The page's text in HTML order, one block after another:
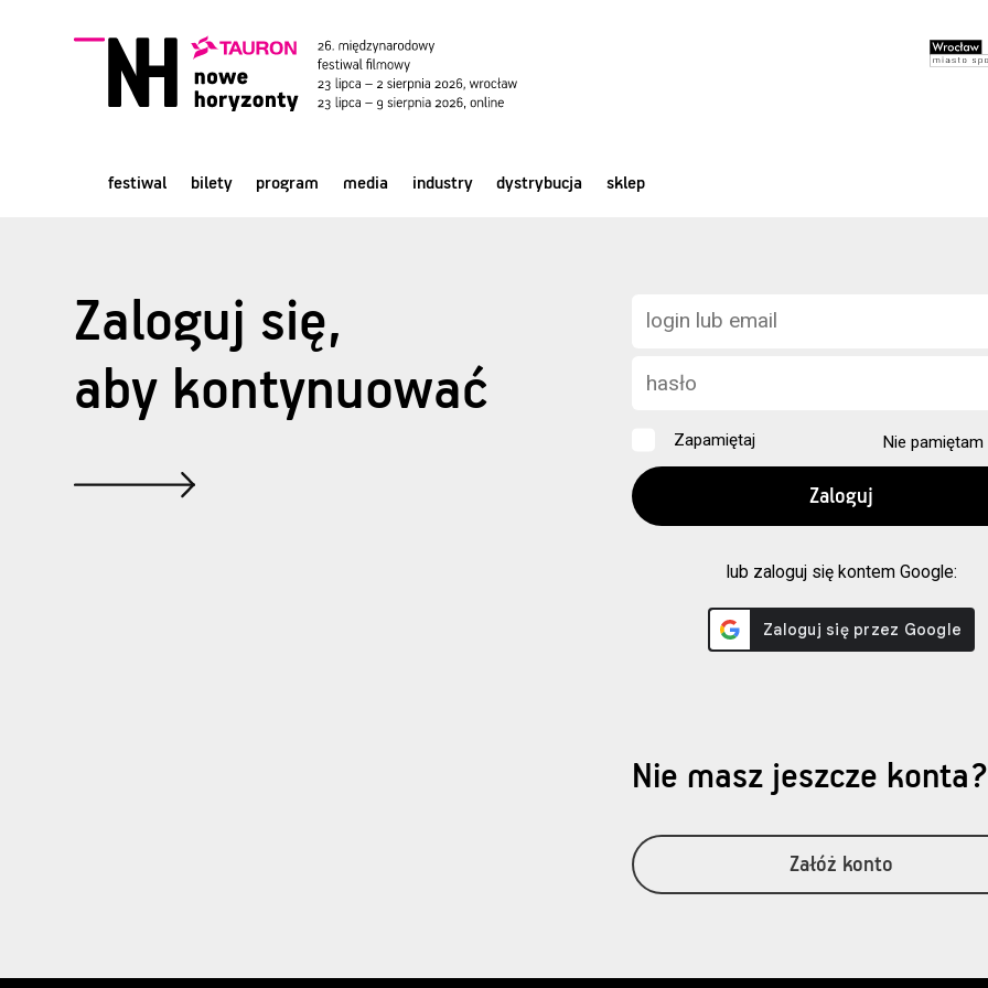
festiwal bilety program media industry dystrybucja sklep
Zaloguj się,
aby kontynuować
Zapamiętaj Nie pamiętam
lub zaloguj się kontem Google:
Nie masz jeszcze konta?
Załóż konto